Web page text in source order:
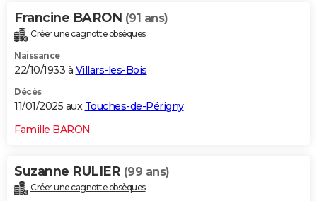
Francine BARON (91 ans)
Créer une cagnotte obsèques
Naissance
22/10/1933 à Villars-les-Bois
Décès
11/01/2025 aux Touches-de-Périgny
Famille BARON
Suzanne RULIER (99 ans)
Créer une cagnotte obsèques